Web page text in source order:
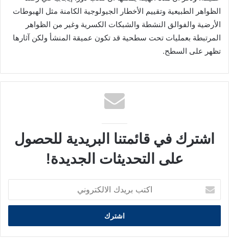
الظواهر الطبيعية وتقييم الأخطار الجيولوجية الكامنة مثل الهبوطات
الأرضية والفوالق النشطة والشبكات الكسرية وغير من الظواهر
المرتبطة بعمليات تحت سطحية قد تكون عميقة المنشأ ولكن آثارها
تظهر على السطح.
اشترك في قائمتنا البريدية للحصول
على التحديثات الجديدة!
بريدك
الالكتروني